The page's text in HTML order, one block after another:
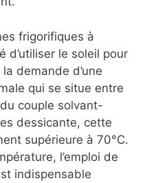
frigorifiques à
d’utiliser le soleil pour
demande d’une
qui se situe entre
couple solvant-
dessicante, cette
supérieure à 70°C.
l’emploi de
indispensable